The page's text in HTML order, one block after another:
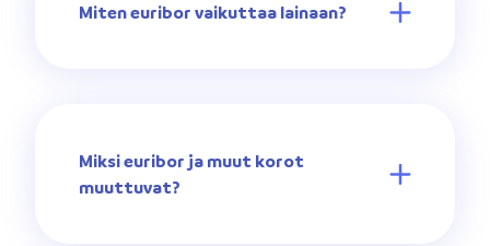
Miten euribor vaikuttaa lainaan?
Miksi euribor ja muut korot
muuttuvat?